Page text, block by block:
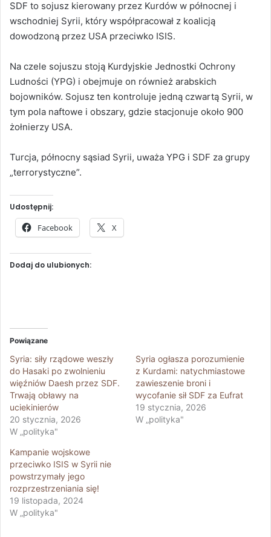
SDF to sojusz kierowany przez Kurdów w północnej i
wschodniej Syrii, który współpracował z koalicją
dowodzoną przez USA przeciwko ISIS.
Na czele sojuszu stoją Kurdyjskie Jednostki Ochrony
Ludności (YPG) i obejmuje on również arabskich
bojowników. Sojusz ten kontroluje jedną czwartą Syrii, w
tym pola naftowe i obszary, gdzie stacjonuje około 900
żołnierzy USA.
Turcja, północny sąsiad Syrii, uważa YPG i SDF za grupy
„terrorystyczne”.
Udostępnij:
Facebook X
Dodaj do ulubionych:
Powiązane
Syria: siły rządowe weszły
do Hasaki po zwolnieniu
więźniów Daesh przez SDF.
Trwają obławy na
uciekinierów
20 stycznia, 2026
W „polityka"
Syria ogłasza porozumienie
z Kurdami: natychmiastowe
zawieszenie broni i
wycofanie sił SDF za Eufrat
19 stycznia, 2026
W „polityka"
Kampanie wojskowe
przeciwko ISIS w Syrii nie
powstrzymały jego
rozprzestrzeniania się!
19 listopada, 2024
W „polityka"